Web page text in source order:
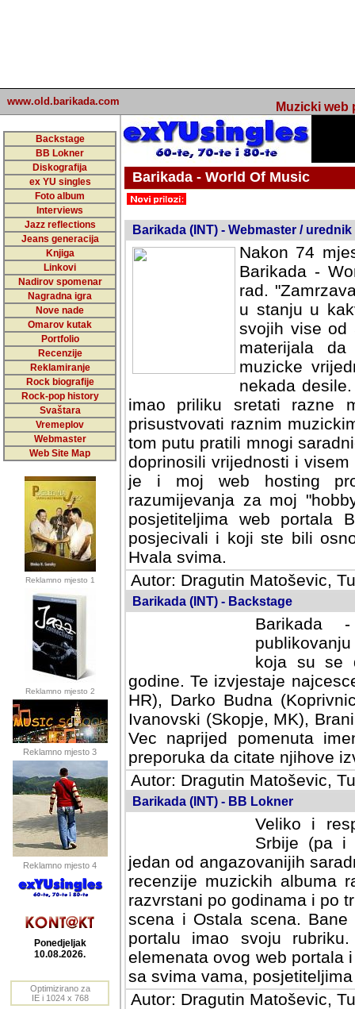
www.old.barikada.com Muzicki web
Backstage
BB Lokner
Diskografija
ex YU singles
Foto album
Interviews
Jazz reflections
Jeans generacija
Knjiga
Linkovi
Nadirov spomenar
Nagradna igra
Nove nade
Omarov kutak
Portfolio
Recenzije
Reklamiranje
Rock biografije
Rock-pop history
Svaštara
Vremeplov
Webmaster
Web Site Map
Reklamno mjesto 1
Reklamno mjesto 2
Reklamno mjesto 3
Reklamno mjesto 4
Ponedjeljak
10.08.2026.
Optimizirano za
IE i 1024 x 768
Barikada - World Of Music
Barikada (INT) - Webmaster / urednik
Nakon 74
Barikada -
rad.
u stanju u
svojih vise od
materijala
muzicke
nekada
imao priliku sretati razne
prisustvovati raznim
tom putu pratili mnogi
doprinosili vrijednosti i
je i moj web hosting
razumijevanja za moj
posjetiteljima web portala
posjecivali i koji ste bili
Hvala svima.
Autor: Dragutin Matoševic,
Barikada (INT) - Backstage
Barikada
koja su se
godine. Te izvjestaje
HR), Darko Budna
Ivanovski (Skopje, MK),
Vec naprijed pomenuta
preporuka da citate njihove
Autor: Dragutin Matoševic,
Barikada (INT) - BB Lokner
Veliko i
Srbije (pa i
jedan od angazovanijih
recenzije muzickih albuma
razvrstani po godinama i po
scena i Ostala scena.
portalu imao svoju
elemenata ovog web portala
sa svima vama,
Autor: Dragutin Matoševic,